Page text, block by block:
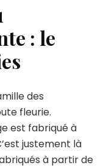
: le
des
fleurie.
est fabriqué à
justement là
à partir de